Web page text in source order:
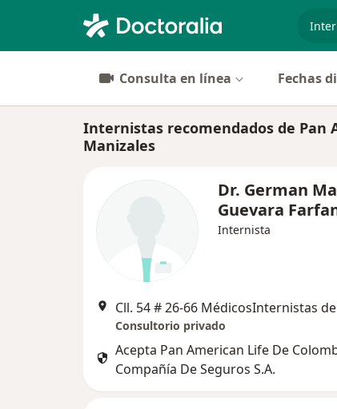
Consulta en línea Fechas
Internistas recomendados de Pan
Manizales
Dr. German
Guevara
Internista
Consultorio privado
Acepta Pan American Life De
Compañía De Seguros S.A.